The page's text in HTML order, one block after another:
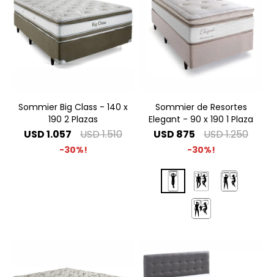
Sommier Big Class - 140 x
190 2 Plazas
USD1.057 USD1.510
30
Sommier de Resortes
Elegant - 90 x 190 1 Plaza
USD 875 USD1.250
30